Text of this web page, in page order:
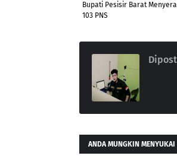
Bupati Pesisir Barat
103 PNS
ANDA MUNGKIN MENYUKAI